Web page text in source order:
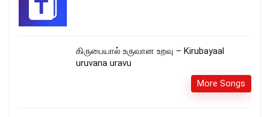
கிருபையால் உருவான உறவு – Kirubayaal
uruvana uravu
More Songs